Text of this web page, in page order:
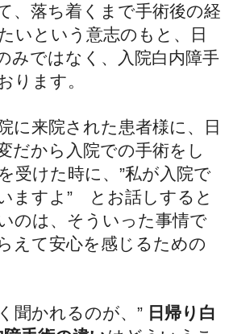
、落ち着くまで手術後の経
いという意志のもと、日
みではなく、入院白内障手
ります。
に来院された患者様に、日
だから入院での手術をし
受けた時に、”私が入院で
ますよ” とお話しすると
のは、そういった事情で
えて安心を感じるための
聞かれるのが、” 日帰り白